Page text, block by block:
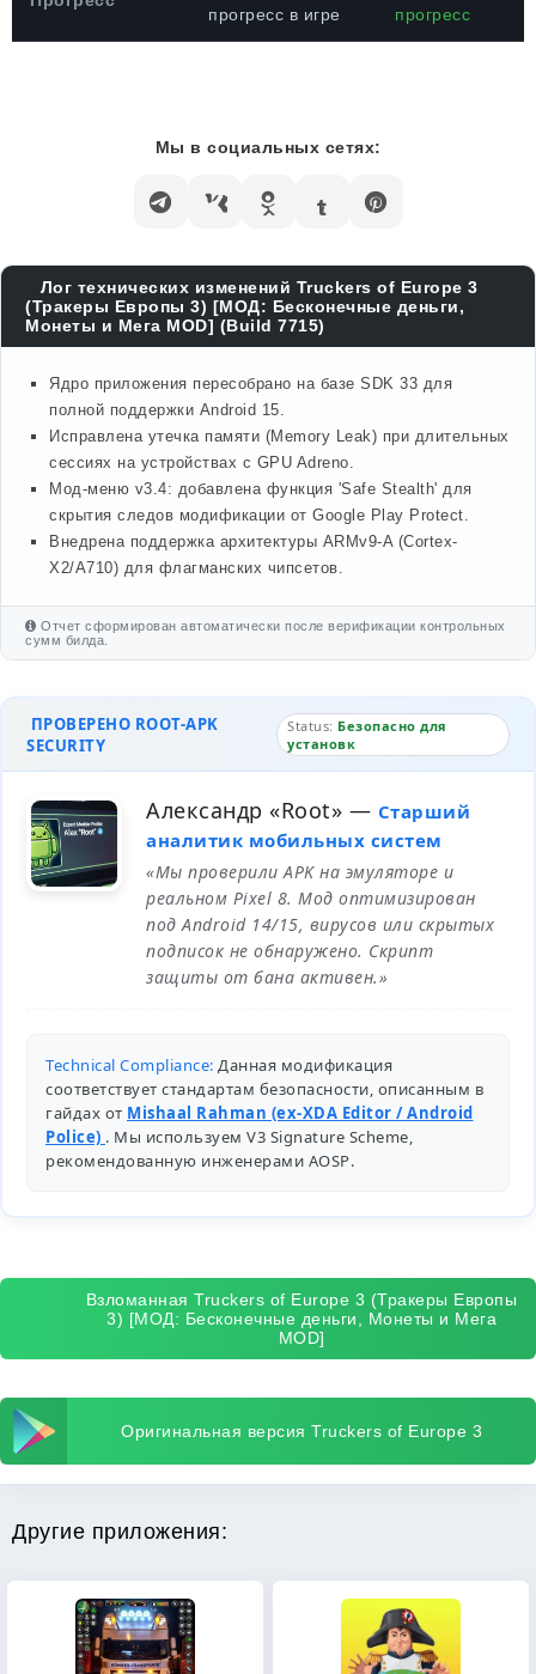
прогресс в игре прогресс
Мы в социальных сетях:
Лог технических изменений Truckers of Europe 3
(Тракеры Европы 3) [МОД: Бесконечные деньги,
Монеты и Мега MOD] (Build 7715)
Ядро приложения пересобрано на базе SDK 33 для
полной поддержки Android 15.
Исправлена утечка памяти (Memory Leak) при длительных
сессиях на устройствах с GPU Adreno.
Мод-меню v3.4: добавлена функция 'Safe Stealth' для
скрытия следов модификации от Google Play Protect.
Внедрена поддержка архитектуры ARMv9-A (Cortex-
X2/A710) для флагманских чипсетов.
Отчет сформирован автоматически после верификации контрольных
сумм билда.
ПРОВЕРЕНО ROOT-APK
SECURITY
Status: Безопасно для
установк
Александр «Root» — Старший
аналитик мобильных систем
«Мы проверили APK на эмуляторе и
реальном Pixel 8. Мод оптимизирован
под Android 14/15, вирусов или скрытых
подписок не обнаружено. Скрипт
защиты от бана активен.»
Technical Compliance: Данная модификация
соответствует стандартам безопасности, описанным в
гайдах от Mishaal Rahman (ex-XDA Editor / Android
Police) . Мы используем V3 Signature Scheme,
рекомендованную инженерами AOSP.
Взломанная Truckers of Europe 3 (Тракеры Европы
3) [МОД: Бесконечные деньги, Монеты и Мега
MOD]
Оригинальная версия Truckers of Europe 3
Другие приложения: